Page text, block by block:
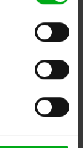
Facebook
bericht